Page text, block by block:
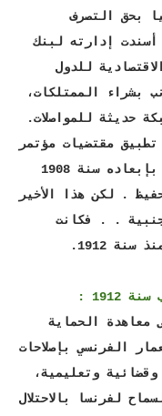
بحق التصرف
إدارته لبنك
للدول
بشراء الممتلكات،
حديثة للمواصلات.
مقتضيات مؤتمر
الجزيرة الخضراء، فقام علماء فاس بإبعاده سنة 1908
. لكن هذا الأخير
. . فكانت
1912.
:
على معاهدة الحماية
الفرنسي بإصلاحات
وتعليمية،
لفرنسا بالاحتلال